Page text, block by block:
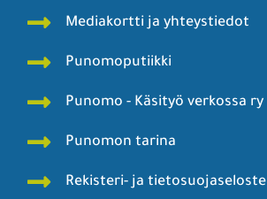
Mediakortti ja yhteystiedot
Punomoputiikki
Punomo - Käsityö verkossa ry
Punomon tarina
Rekisteri- ja tietosuojaseloste